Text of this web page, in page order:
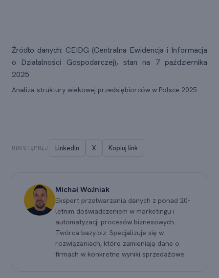
Źródło danych: CEIDG (Centralna Ewidencja i Informacja
o Działalności Gospodarczej), stan na 7 października
2025
Analiza struktury wiekowej przedsiębiorców w Polsce 2025
UDOSTĘPNIJ LinkedIn X Kopiuj link
Michał Woźniak
Ekspert przetwarzania danych z ponad 20-
letnim doświadczeniem w marketingu i
automatyzacji procesów biznesowych.
Twórca bazy.biz. Specjalizuje się w
rozwiązaniach, które zamieniają dane o
firmach w konkretne wyniki sprzedażowe.